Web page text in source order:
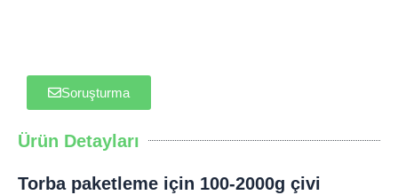
Soruşturma
Ürün Detayları
Torba paketleme için 100-2000g çivi